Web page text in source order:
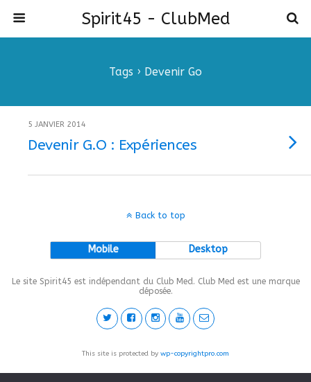
Spirit45 - ClubMed
Tags › Devenir Go
5 JANVIER 2014
Devenir G.O : Expériences
Back to top
Mobile Desktop
Le site Spirit45 est indépendant du Club Med. Club Med est une marque
déposée.
This site is protected by wp-copyrightpro.com